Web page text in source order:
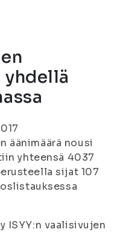
yhdellä
äänimäärä nousi
yhteensä 4037
sijat 107
vaalisivujen